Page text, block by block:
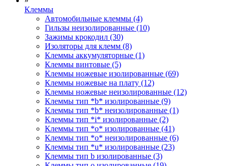
Клеммы
Автомобильные клеммы (4)
Гильзы неизолированные (10)
Зажимы крокодил (30)
Изоляторы для клемм (8)
Клеммы аккумуляторные (1)
Клеммы винтовые (5)
Клеммы ножевые изолированные (69)
Клеммы ножевые на плату (12)
Клеммы ножевые неизолированные (12)
Клеммы тип *b* изолированные (9)
Клеммы тип *b* неизолированные (1)
Клеммы тип *i* изолированные (2)
Клеммы тип *o* изолированные (41)
Клеммы тип *o* неизолированные (6)
Клеммы тип *u* изолированные (23)
Клеммы тип b изолированные (3)